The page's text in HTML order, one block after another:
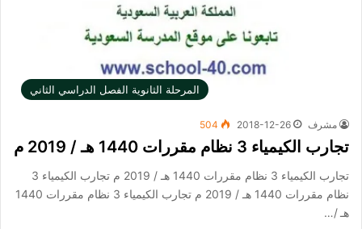
المرحلة الثانوية الفصل الدراسي الثاني
مشرف 2018-12-26
504
تجارب الكيمياء 3 نظام مقررات 1440 هـ / 2019 م
تجارب الكيمياء 3 نظام مقررات 1440 هـ / 2019 م تجارب الكيمياء 3
نظام مقررات 1440 هـ / 2019 م تجارب الكيمياء 3 نظام مقررات 1440
هـ /…